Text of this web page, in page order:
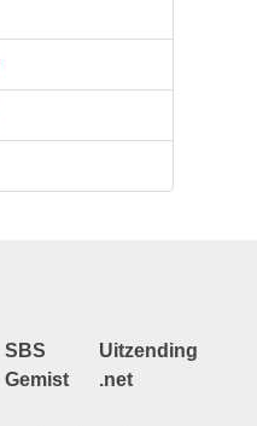
SBS
Gemist
Uitzending
.net